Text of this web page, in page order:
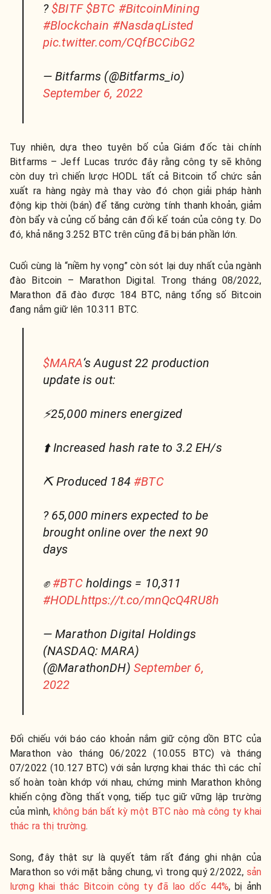
?$BITF $BTC #BitcoinMining
#Blockchain #NasdaqListed
pic.twitter.com/CQfBCCibG2
— Bitfarms (@Bitfarms_io)
September 6, 2022
Tuy nhiên, dựa theo tuyên bố của Giám đốc tài chính
Bitfarms – Jeff Lucas trước đây rằng công ty sẽ không
còn duy trì chiến lược HODL tất cả Bitcoin tổ chức sản
xuất ra hàng ngày mà thay vào đó chọn giải pháp hành
động kịp thời (bán) để tăng cường tính thanh khoản, giảm
đòn bẩy và củng cố bảng cân đối kế toán của công ty. Do
đó, khả năng 3.252 BTC trên cũng đã bị bán phần lớn.
Cuối cùng là “niềm hy vọng” còn sót lại duy nhất của ngành
đào Bitcoin – Marathon Digital. Trong tháng 08/2022,
Marathon đã đào được 184 BTC, nâng tổng số Bitcoin
đang nắm giữ lên 10.311 BTC.
$MARA‘s August 22 production
update is out:
⚡️25,000 miners energized
⬆️ Increased hash rate to 3.2 EH/s
⛏ Produced 184#BTC
? 65,000 miners expected to be
brought online over the next 90
days
✊#BTCholdings = 10,311
#HODLhttps://t.co/mnQcQ4RU8h
— Marathon Digital Holdings
(NASDAQ: MARA)
(@MarathonDH) September 6,
2022
Đối chiếu với báo cáo khoản nắm giữ cộng dồn BTC của
Marathon vào tháng 06/2022 (10.055 BTC) và tháng
07/2022 (10.127 BTC) với sản lượng khai thác thì các chỉ
số hoàn toàn khớp với nhau, chứng minh Marathon không
khiến cộng đồng thất vọng, tiếp tục giữ vững lập trường
của mình, không bán bất kỳ một BTC nào mà công ty khai
thác ra thị trường.
Song, đây thật sự là quyết tâm rất đáng ghi nhận của
Marathon so với mặt bằng chung, vì trong quý 2/2022, sản
lượng khai thác Bitcoin công ty đã lao dốc 44%, bị ảnh